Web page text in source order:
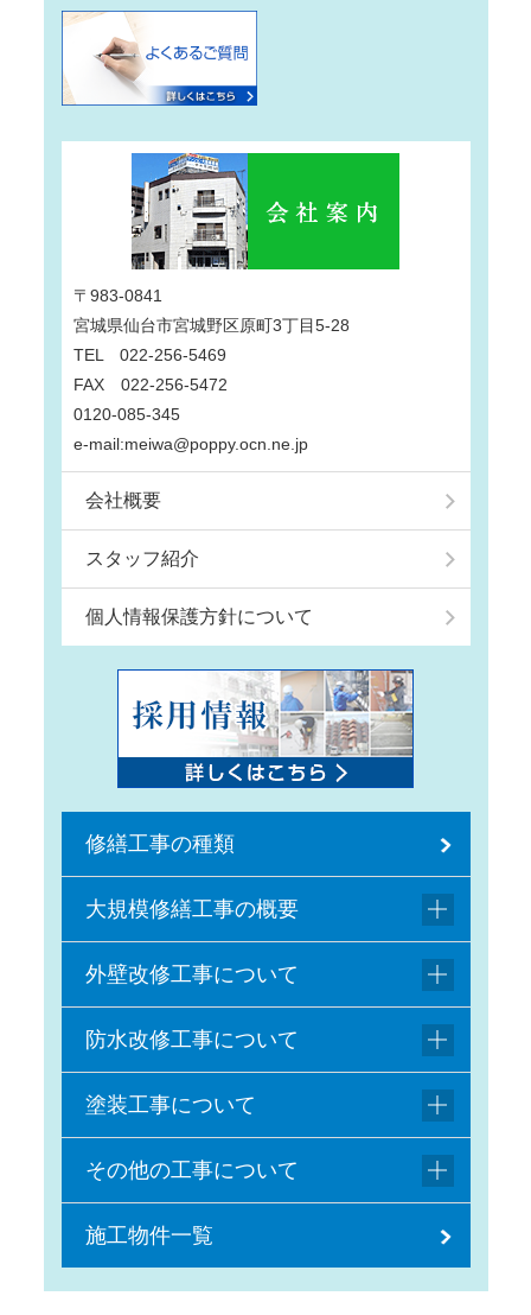
〒983-0841
宮城県仙台市宮城野区原町3丁目5-28
TEL 022-256-5469
FAX 022-256-5472
0120-085-345
e-mail:meiwa@poppy.ocn.ne.jp
会社概要
スタッフ紹介
個人情報保護方針について
修繕工事の種類
大規模修繕工事の概要
外壁改修工事について
防水改修工事について
塗装工事について
その他の工事について
施工物件一覧